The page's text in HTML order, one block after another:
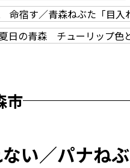
命宿す／青森ねぶた「目入
日の青森 チューリップ色
市
い／パナね